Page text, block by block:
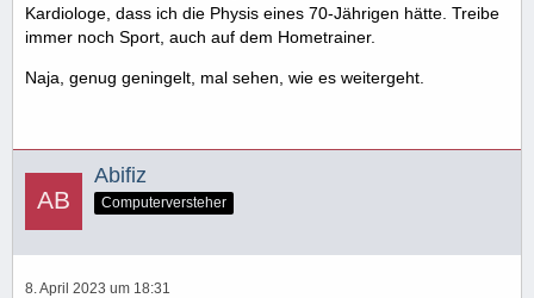
Kardiologe, dass ich die Physis eines 70-Jährigen hätte. Treibe
immer noch Sport, auch auf dem Hometrainer.
Naja, genug geningelt, mal sehen, wie es weitergeht.
Abifiz
Computerversteher
8. April 2023 um 18:31